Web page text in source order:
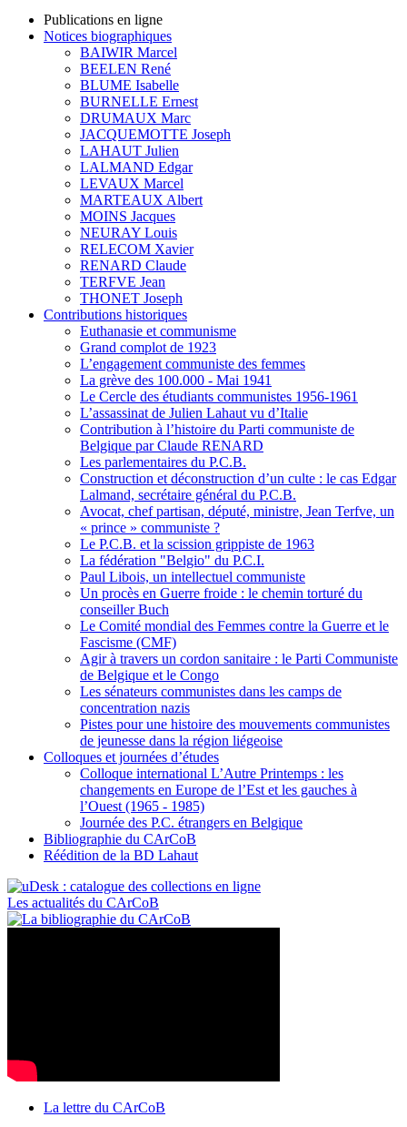
Publications en ligne
Notices biographiques
BAIWIR Marcel
BEELEN René
BLUME Isabelle
BURNELLE Ernest
DRUMAUX Marc
JACQUEMOTTE Joseph
LAHAUT Julien
LALMAND Edgar
LEVAUX Marcel
MARTEAUX Albert
MOINS Jacques
NEURAY Louis
RELECOM Xavier
RENARD Claude
TERFVE Jean
THONET Joseph
Contributions historiques
Euthanasie et communisme
Grand complot de 1923
L’engagement communiste des femmes
La grève des 100.000 - Mai 1941
Le Cercle des étudiants communistes 1956-1961
L’assassinat de Julien Lahaut vu d’Italie
Contribution à l’histoire du Parti communiste de
Belgique par Claude RENARD
Les parlementaires du P.C.B.
Construction et déconstruction d’un culte : le cas Edgar
Lalmand, secrétaire général du P.C.B.
Avocat, chef partisan, député, ministre, Jean Terfve, un
« prince » communiste ?
Le P.C.B. et la scission grippiste de 1963
La fédération "Belgio" du P.C.I.
Paul Libois, un intellectuel communiste
Un procès en Guerre froide : le chemin torturé du
conseiller Buch
Le Comité mondial des Femmes contre la Guerre et le
Fascisme (CMF)
Agir à travers un cordon sanitaire : le Parti Communiste
de Belgique et le Congo
Les sénateurs communistes dans les camps de
concentration nazis
Pistes pour une histoire des mouvements communistes
de jeunesse dans la région liégeoise
Colloques et journées d’études
Colloque international L’Autre Printemps : les
changements en Europe de l’Est et les gauches à
l’Ouest (1965 - 1985)
Journée des P.C. étrangers en Belgique
Bibliographie du CArCoB
Réédition de la BD Lahaut
Les actualités du CArCoB
La lettre du CArCoB